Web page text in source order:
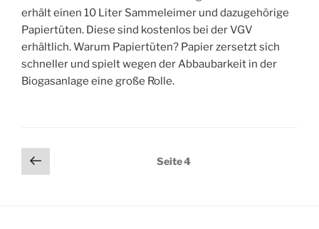
erhält einen 10 Liter Sammeleimer und dazugehörige
Papiertüten. Diese sind kostenlos bei der VGV
erhältlich. Warum Papiertüten? Papier zersetzt sich
schneller und spielt wegen der Abbaubarkeit in der
Biogasanlage eine große Rolle.
Seitennummerierung
der
Vorherige
Seite
Seite4